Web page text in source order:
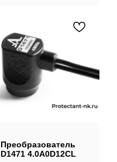
Преобразователь
D1471 4.0A0D12CL